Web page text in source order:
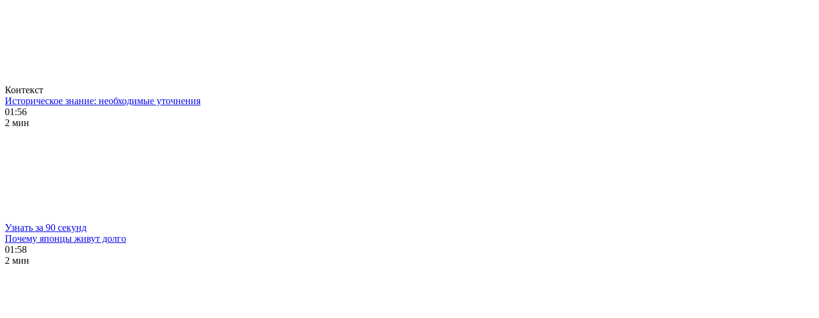
Контекст
Историческое знание: необходимые уточнения
01:56
2 мин
Узнать за 90 секунд
Почему японцы живут долго
01:58
2 мин